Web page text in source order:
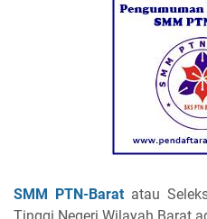
SMM PTN-Baratatau